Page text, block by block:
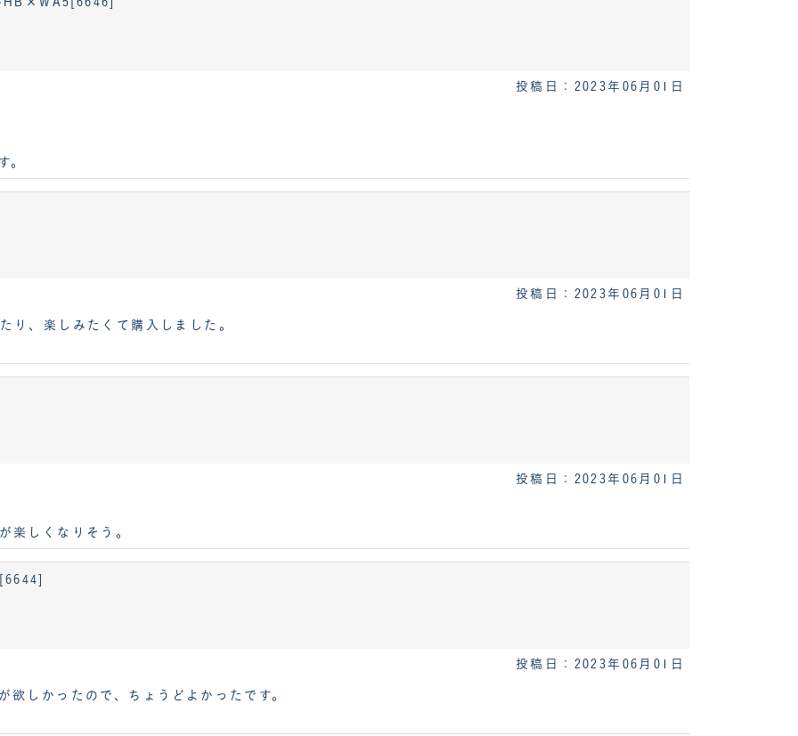
投稿日：2023年06月01日
。
投稿日：2023年06月01日
り、楽しみたくて購入しました。
投稿日：2023年06月01日
楽しくなりそう。
投稿日：2023年06月01日
欲しかったので、ちょうどよかったです。